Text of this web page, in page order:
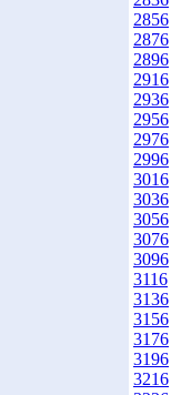
2856
2876
2896
2916
2936
2956
2976
2996
3016
3036
3056
3076
3096
3116
3136
3156
3176
3196
3216